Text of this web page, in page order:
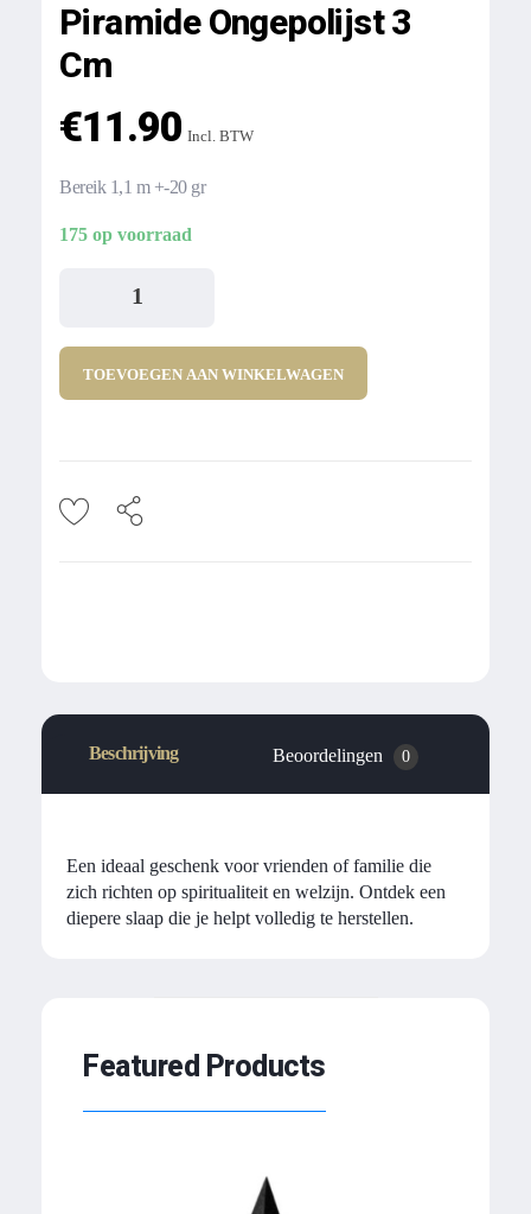
Piramide Ongepolijst 3
Cm
€11.90 Incl. BTW
Bereik 1,1 m +-20 gr
175 op voorraad
TOEVOEGEN AAN WINKELWAGEN
Beschrijving Beoordelingen 0
Een ideaal geschenk voor vrienden of familie die
zich richten op spiritualiteit en welzijn. Ontdek een
diepere slaap die je helpt volledig te herstellen.
Featured Products